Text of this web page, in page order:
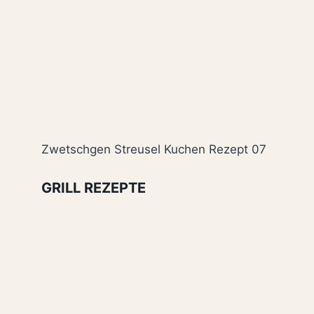
Zwetschgen Streusel Kuchen Rezept 07
GRILL REZEPTE